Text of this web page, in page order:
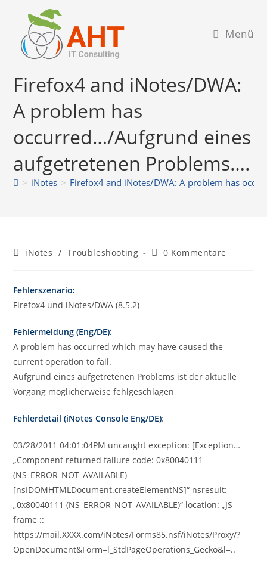
springen
Menü
Firefox4 and iNotes/DWA:
A problem has
occurred…/Aufgrund eines
aufgetretenen Problems….
> iNotes > Firefox4 and iNotes/DWA: A problem has
Beitrags-
iNotes / Troubleshooting
Beitrags-
0 Kommentare
Fehlerszenario:
Firefox4 und iNotes/DWA (8.5.2)
Fehlermeldung (Eng/DE):
A problem has occurred which may have caused the
current operation to fail.
Aufgrund eines aufgetretenen Problems ist der aktuelle
Vorgang möglicherweise fehlgeschlagen
Fehlerdetail (iNotes Console Eng/DE):
03/28/2011 04:01:04PM uncaught exception: [Exception…
„Component returned failure code: 0x80040111
(NS_ERROR_NOT_AVAILABLE)
[nsIDOMHTMLDocument.createElementNS]“ nsresult:
„0x80040111 (NS_ERROR_NOT_AVAILABLE)“ location: „JS
frame ::
https://mail.XXXX.com/iNotes/Forms85.nsf/iNotes/Proxy/?
OpenDocument&Form=l_StdPageOperations_Gecko&l=..